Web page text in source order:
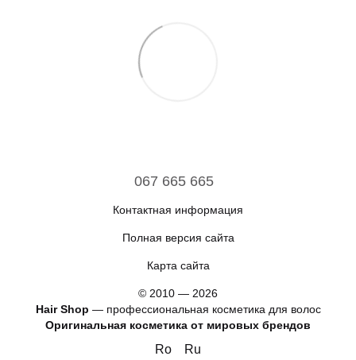
067 665 665
Контактная информация
Полная версия сайта
Карта сайта
© 2010 — 2026
Hair Shop — профессиональная косметика для волос
Оригинальная косметика от мировых брендов
Ro Ru